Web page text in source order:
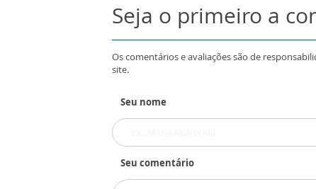
Seja o primeiro a
Os comentários e avaliações são de
site.
Seu nome
Seu comentário